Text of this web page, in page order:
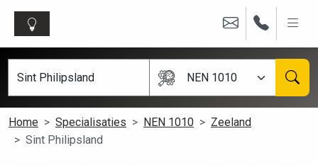
NEN 1010
Home Specialisaties NEN 1010
Zeeland
Sint Philipsland